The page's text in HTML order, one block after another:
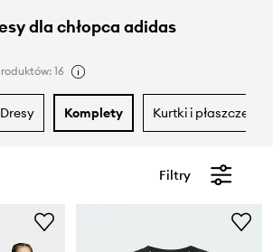
dla chłopca adidas
16
dresy komplety kurtki i płaszcze
Filtry